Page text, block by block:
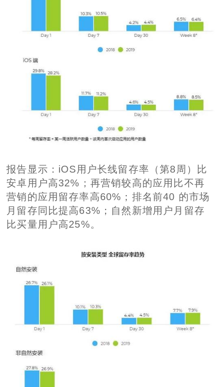
报告显示：iOS用户长线留存率（第8周）比
安卓用户高32%；再营销较高的应用比不再
营销的应用留存率高60%；排名前40 的市场
月留存同比提高63%；自然新增用户月留存
比买量用户高25%。